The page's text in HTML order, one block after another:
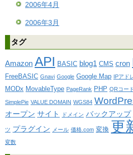
2006年4月
2006年3月
タグ
Amazon API BASIC blog1 CMS cron
FreeBASIC Gnavi Google Google Map IPアド
MODx MovableType PageRank PHP QRコー
SimplePie VALUE DOMAIN WGS84
オープン サイト ドメイン バックアップ
ツ プラグイン メール 価格.com 変換 更
変数